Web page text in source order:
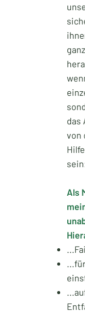
das
von
Als